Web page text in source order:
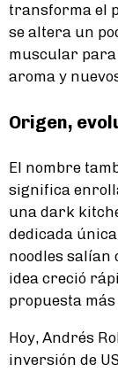
transforma el
se altera un
muscular
aroma y
Origen,
El nombre
significa
una dark
dedicada
noodles salían
idea creció
propuesta
Hoy, Andrés
inversión de